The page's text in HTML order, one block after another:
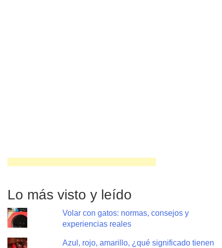
Lo más visto y leído
Volar con gatos: normas, consejos y
experiencias reales
Azul, rojo, amarillo, ¿qué significado tienen